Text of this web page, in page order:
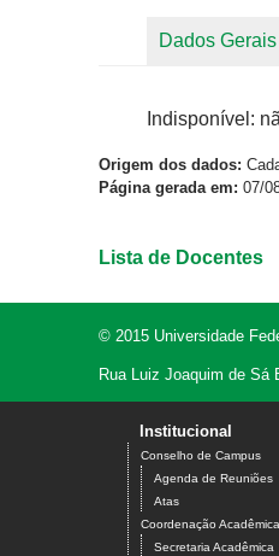
Dados Gerais
Indisponível:
Origem dos dados:
Página gerada em: 07/
Lista de Docentes
© 2015 Universidade
Rua Luiz Joaquim de Sá
Institucional
Conselho de Campus
Agenda de Reuniões
Atas
Coordenação Acadêmica
Secretaria Acadêmica